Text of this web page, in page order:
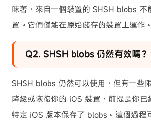
味著，來自一個裝置的 SHSH blobs 不
置。它們僅能在原始儲存的裝置上運作。
Q2. SHSH blobs 仍然有效嗎？
SHSH blobs 仍然可以使用，但有一些
降級或恢復你的 iOS 裝置，前提是你已
特定 iOS 版本保存了 blobs。這個過程